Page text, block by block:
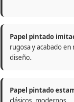
Papel pintado
rugosa y acabado
diseño.
Papel pintado